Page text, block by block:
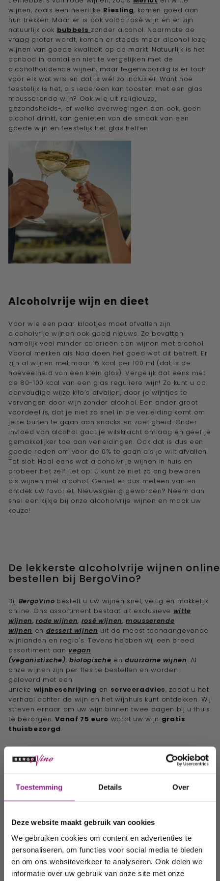
Toestemming Details Over
Deze website maakt gebruik van cookies
We gebruiken cookies om content en advertenties te
personaliseren, om functies voor social media te bieden
en om ons websiteverkeer te analyseren. Ook delen we
informatie over uw gebruik van onze site met onze
wijnen, zoals een heerlijke Riesling, komen goed aan
hun trekken. Maar er is ook volop rosé wijn en er zijn
natuurlijk ook bubbels zonder alcohol. Naarmate de
vraag groter wordt, komen er steeds meer alcohol loze
wijnen van goede kwaliteit op de markt. Natuurlijk is het
aanbod in aantallen niet te vergelijken met de
alcoholhoudende wijnen, maar tegenwoordig is er toch
voor elk wat wils en dat is wél zo inclusief. Want hoe
feestelijk is het, als iedereen kan toosten met een glas
mousserende wijn? Ook wie uit religieuze,
gezondsheids-, of welke overwegingen dan ook, geen
alcohol drinkt, kan genieten van de smaak van een
goede wijn en feestelijk het glas heffen.
Alcoholvrije wijn en dieet
Voor wie een paar kilootjes moet afvallen zijn
alcoholvrije wijnen ook goed nieuws. Ze bevatten
namelijk veel minder calorieën dan wijnen met alcohol.
Vooral merken als Noa doen het goed wat dit betreft. Er
zijn al wijnen met maar 16 kcal per 100 ml (dat is de
hoeveelheid van een klein glas). Vergelijk dat eens met
de 80-100 kcal van een glas reguliere wijn! Zo kunt u op
eenvoudige wijze kilo’s afvallen, door je wijntjes te
vervangen door wijn zonder alcohol. Een ander groot
voordeel is, dat je niet zo snel in de verleiding komt om
je te buiten te gaan aan snacks en zoetigheid. Onder
invloed van alcohol gaat je wilskracht omlaag en geef je
gemakkelijker toe aan verleidingen. Ook dat is dus een
goede reden om voor de 0% te gaan als je wilt afvallen.
Tot slot: Haal eens wat alcoholvrije wijnen in huis en
probeer het zelf. Let op: U kunt ze niet zolang bewaren
als wijnen mét alcohol. Geniet er dus meteen van en
ontdek uw favoriet. Nieuwsgierig geworden? Neem dan
snel een kijkje bij onze alcoholvrije wijnen en maak uw
keuze!
De lekkerste alcoholvrije wijnen online
bestellen bij BergoVino?
Bij BergoVino bestelt u uw wijnen snel, veilig en makkelijk
online. Ons assortiment bestaat uit exclusieve witte
wijnen, rode wijnen, rosé wijnen, mousserende
wijnen en dessert wijnen uit de meest toonaangevende
wijnlanden en regio's. Tevens hebben wij een breed
assortiment aan vegan
(veganistische), biologische en duurzame wijnen. Al
onze wijnen zijn per fles te bestellen en worden
geleverd met een
unieke wijnbeschrijving en serveeradvies, zodat u het
verhaal achter de wijn en het wijnhuis kunt ontdekken. Wij
streven ernaar om uw wijn binnen twee dagen bij u thuis
te bezorgen. Vanaf 75 euro wordt uw wijn gratis
thuisbezorgd.
Biologische wijnen
In winkelwagen In winkelwagen
Ontvang 10%
korting op uw
volgende
order!
Wij houden u graag op de
hoogte van onze acties,